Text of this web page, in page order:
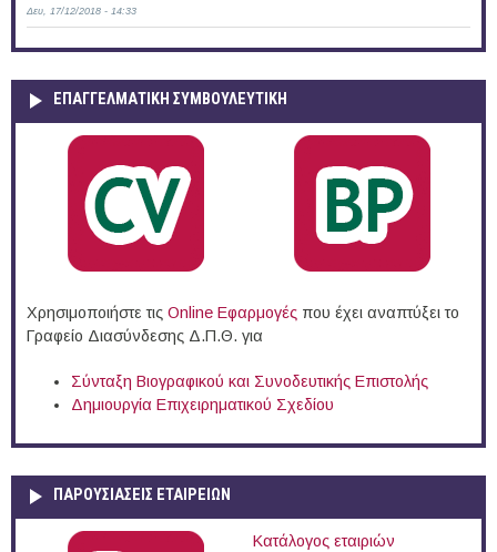
Δευ, 17/12/2018 - 14:33
ΕΠΑΓΓΕΛΜΑΤΙΚΉ ΣΥΜΒΟΥΛΕΥΤΙΚΉ
Χρησιμοποιήστε τις Online Eφαρμογές που έχει αναπτύξει το
Γραφείο Διασύνδεσης Δ.Π.Θ. για
Σύνταξη Βιογραφικού και Συνοδευτικής Επιστολής
Δημιουργία Επιχειρηματικού Σχεδίου
ΠΑΡΟΥΣΙΆΣΕΙΣ ΕΤΑΙΡΕΙΏΝ
Κατάλογος εταιριών